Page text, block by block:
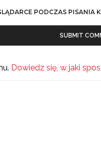
PODCZAS PISANIA
Dowiedz się, w jaki